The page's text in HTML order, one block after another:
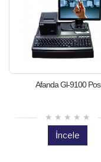
Afanda Gl-9100 Pos
İncele